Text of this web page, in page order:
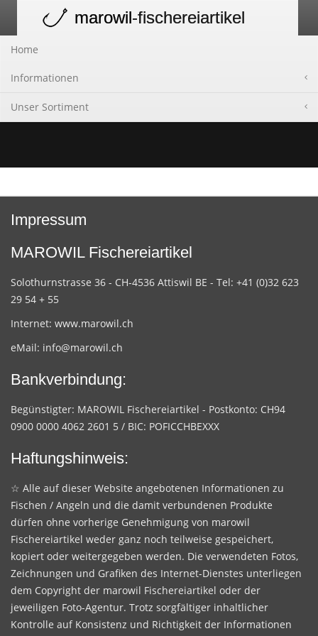
navigation
marowil-fischereiartikel
Home
Informationen
Unser Sortiment
Impressum
MAROWIL Fischereiartikel
Solothurnstrasse 36 - CH-4536 Attiswil BE - Tel: +41 (0)32 623
29 54 + 55
Internet: www.marowil.ch
eMail: info@marowil.ch
Bankverbindung:
Begünstigter: MAROWIL Fischereiartikel - Postkonto: CH94
0900 0000 4062 2601 5 / BIC: POFICCHBEXXX
Haftungshinweis:
☆ Alle auf dieser Website angebotenen Informationen zu
Fischen / Angeln und die damit verbundenen Produkte
dürfen ohne vorherige Genehmigung von marowil
Fischereiartikel weder ganz noch teilweise gespeichert,
kopiert oder weitergegeben werden. Die verwendeten Fotos,
Zeichnungen und Grafiken des Internet-Dienstes unterliegen
dem Copyright der marowil Fischereiartikel oder der
jeweiligen Foto-Agentur. Trotz sorgfältiger inhaltlicher
Kontrolle auf Konsistenz und Richtigkeit der Informationen